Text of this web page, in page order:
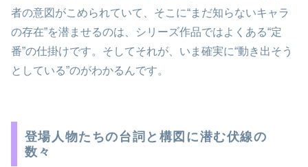
者の意図がこめられていて、そこに“まだ知らないキャラ
の存在”を潜ませるのは、シリーズ作品ではよくある“定
番”の仕掛けです。そしてそれが、いま確実に“動き出そう
としている”のがわかるんです。
登場人物たちの台詞と構図に潜む伏線の
数々